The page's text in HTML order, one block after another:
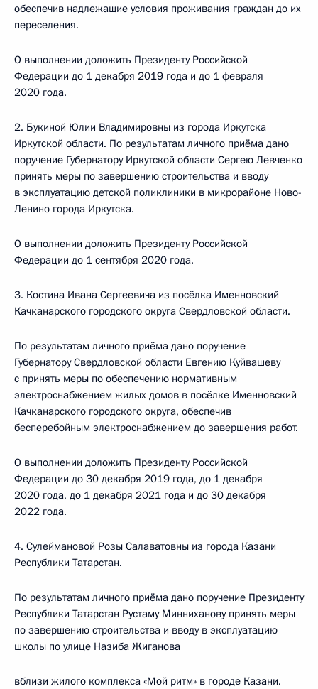
обеспечив надлежащие условия проживания граждан до их
переселения.
О выполнении доложить Президенту Российской
Федерации до 1 декабря 2019 года и до 1 февраля
2020 года.
2. Букиной Юлии Владимировны из города Иркутска
Иркутской области. По результатам личного приёма дано
поручение Губернатору Иркутской области Сергею Левченко
принять меры по завершению строительства и вводу
в эксплуатацию детской поликлиники в микрорайоне Ново-
Ленино города Иркутска.
О выполнении доложить Президенту Российской
Федерации до 1 сентября 2020 года.
3. Костина Ивана Сергеевича из посёлка Именновский
Качканарского городского округа Свердловской области.
По результатам личного приёма дано поручение
Губернатору Свердловской области Евгению Куйвашеву
с принять меры по обеспечению нормативным
электроснабжением жилых домов в посёлке Именновский
Качканарского городского округа, обеспечив
бесперебойным электроснабжением до завершения работ.
О выполнении доложить Президенту Российской
Федерации до 30 декабря 2019 года, до 1 декабря
2020 года, до 1 декабря 2021 года и до 30 декабря
2022 года.
4. Сулеймановой Розы Салаватовны из города Казани
Республики Татарстан.
По результатам личного приёма дано поручение Президенту
Республики Татарстан Рустаму Минниханову принять меры
по завершению строительства и вводу в эксплуатацию
школы по улице Назиба Жиганова
вблизи жилого комплекса «Мой ритм» в городе Казани.